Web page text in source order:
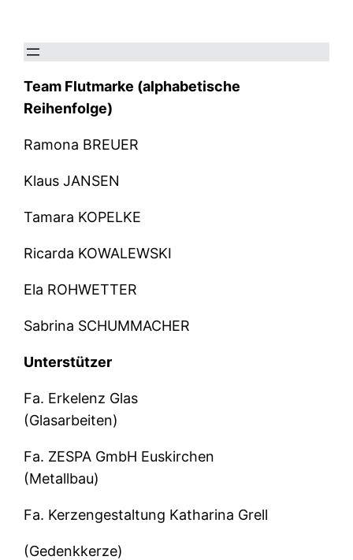
springen
Team Flutmarke (alphabetische
Reihenfolge)
Ramona BREUER
Klaus JANSEN
Tamara KOPELKE
Ricarda KOWALEWSKI
Ela ROHWETTER
Sabrina SCHUMMACHER
Unterstützer
Fa. Erkelenz Glas
(Glasarbeiten)
Fa. ZESPA GmbH Euskirchen
(Metallbau)
Fa. Kerzengestaltung Katharina Grell
(Gedenkkerze)